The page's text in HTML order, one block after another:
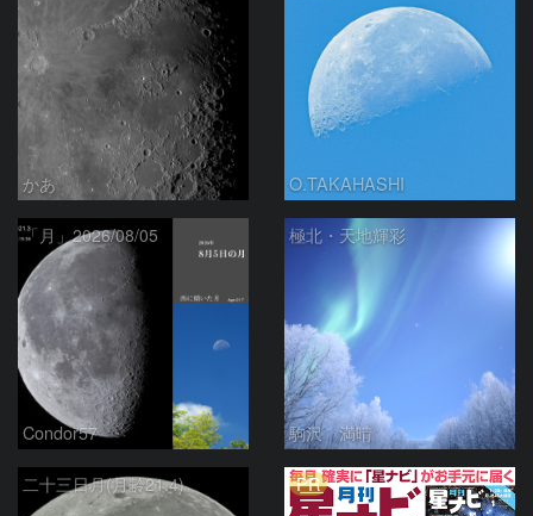
かあ O.TAKAHASHI
「月」2026/08/05
Condor57
極北・天地輝彩
駒沢 満晴
二十三日月(月齢21.4) PR